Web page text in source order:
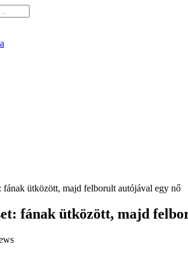
fának ütközött, majd felborult autójával egy nő
fának ütközött, majd